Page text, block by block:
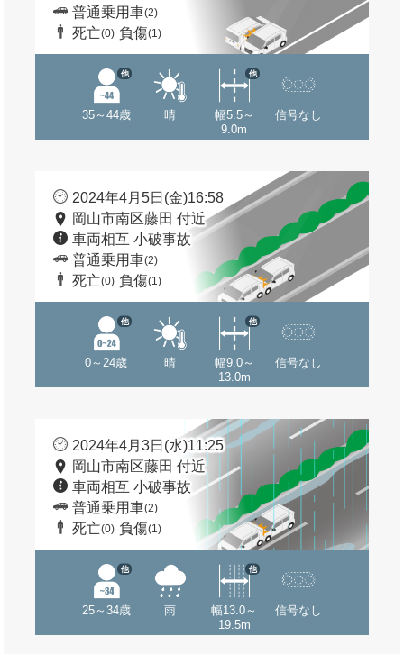
普通乗用車(2)
死亡(0) 負傷(1)
35～44歳
他
晴
幅5.5～
9.0m
他
信号なし
2024年4月5日(金)16:58
岡山市南区藤田 付近
車両相互 小破事故
普通乗用車(2)
死亡(0) 負傷(1)
0～24歳
他
晴
幅9.0～
13.0m
他
信号なし
2024年4月3日(水)11:25
岡山市南区藤田 付近
車両相互 小破事故
普通乗用車(2)
死亡(0) 負傷(1)
25～34歳
他
雨
幅13.0～
19.5m
他
信号なし